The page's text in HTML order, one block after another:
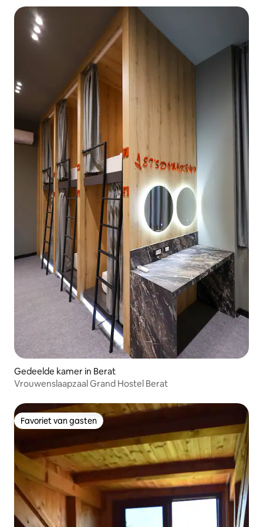
Gedeelde kamer in Berat
Vrouwenslaapzaal Grand Hostel Berat
Favoriet van gasten
Favoriet van gasten